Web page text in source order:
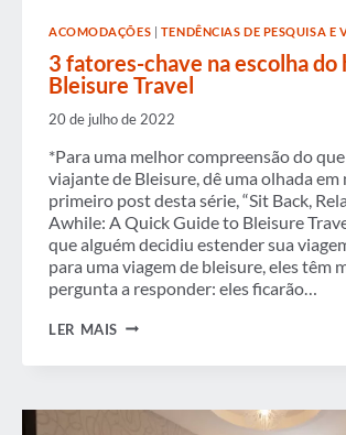
ACOMODAÇÕES | TENDÊNCIAS DE PESQUISA E
3 fatores-chave na escolha do
Bleisure Travel
20 de julho de 2022
*Para uma melhor compreensão do
viajante de Bleisure, dê uma olhada em
primeiro post desta série, “Sit Back,
Awhile: A Quick Guide to Bleisure
que alguém decidiu estender sua
para uma viagem de bleisure, eles têm
pergunta a responder: eles ficarão…
LER MAIS 3
DO